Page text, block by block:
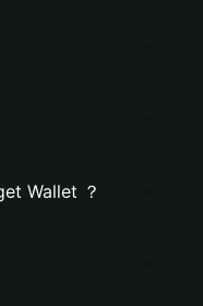
Wallet ？